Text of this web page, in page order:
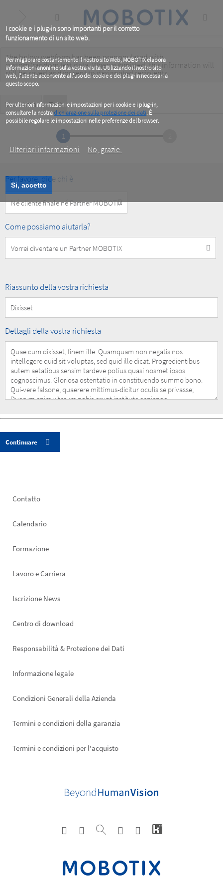
I cookie e i plug-in sono importanti per il corretto
funzionamento di un sito web.
Per migliorare costantemente il nostro sito Web, MOBOTIX elabora
informazioni anonime sulla vostra visita. Utilizzando il nostro sito
web, l'utente acconsente all'uso dei cookie e dei plug-in necessari a
questo scopo.
Per ulteriori informazioni e impostazioni per i cookie e i plug-in,
consultare la nostradichiarazione sulla protezione dei dati. È
possibile regolare le impostazioni nelle preferenze del browser.
Ulteriori informazioni
No, grazie.
Si, accetto
content
Warning
message
The below webform has been prepopulated with
custom/random test data. When submitted, this information will
still be savedand/orsent to designated recipients.
Primary
tabs
Visualizza Test(active
tab)
1
Per favore, dice chi è
Customer
Type
How
help
you?
Come possiamo aiutarla?
Summary
Request
Riassunto della vostra richiesta
Details
Request
Dettagli della vostra richiesta
Footer
Contatto
Calendario
Formazione
Lavoro e Carriera
Iscrizione News
Footer
Centro di download
Responsabilità & Protezione dei Dati
Informazione legale
Condizioni Generali della Azienda
Termini e condizioni della garanzia
Termini e condizioni per l'acquisto